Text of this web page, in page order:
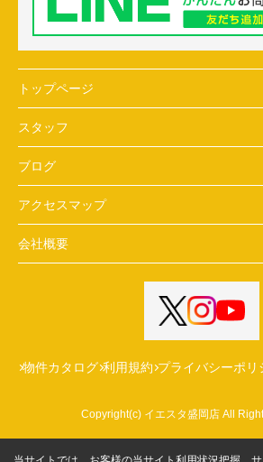
トップページ
スタッフ
ブログ
アクセスマップ
会社概要
物件カタログ 利用規約 プライバシーポリ
Copyright(c) イエスタ盛岡店 All